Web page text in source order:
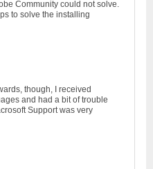
Community could not solve.
to solve the installing
though, I received
and had a bit of trouble
Support was very